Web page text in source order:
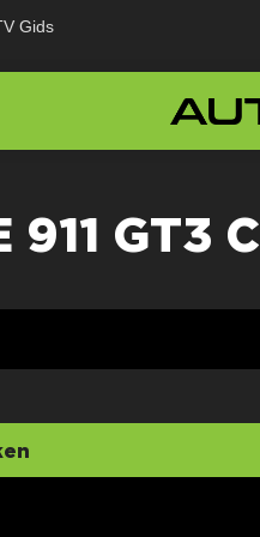
Gids
911 GT3